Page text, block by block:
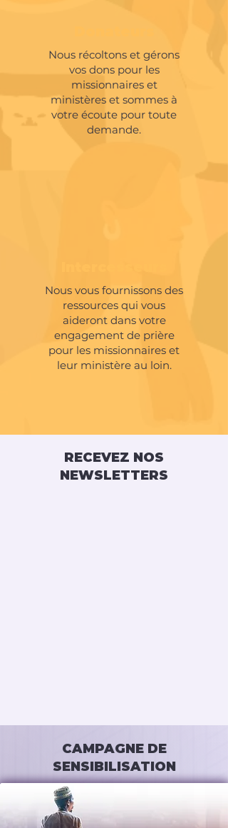
Nous récoltons et gérons
vos dons pour les
missionnaires et
ministères et sommes à
votre écoute pour toute
demande.
Nous vous fournissons des
ressources qui vous
aideront dans votre
engagement de prière
pour les missionnaires et
leur ministère au loin.
RECEVEZ NOS
NEWSLETTERS
CAMPAGNE DE
SENSIBILISATION